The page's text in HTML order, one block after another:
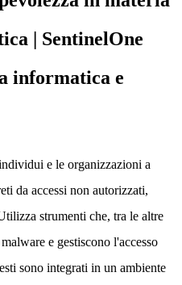
informatica e
e le organizzazioni a
da accessi non autorizzati,
strumenti che, tra le altre
e gestiscono l'accesso
sono integrati in un ambiente